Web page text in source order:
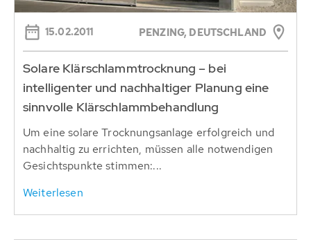
15.02.2011 PENZING, DEUTSCHLAND
Solare Klärschlammtrocknung – bei
intelligenter und nachhaltiger Planung eine
sinnvolle Klärschlammbehandlung
Um eine solare Trocknungsanlage erfolgreich und
nachhaltig zu errichten, müssen alle notwendigen
Gesichtspunkte stimmen:...
Weiterlesen